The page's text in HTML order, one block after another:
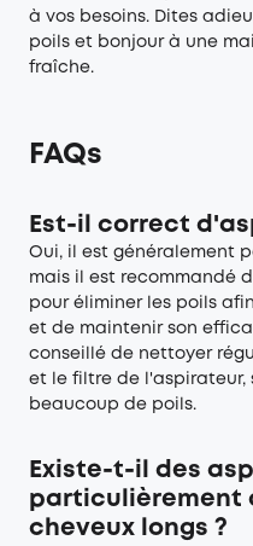
à vos besoins. Dites
poils et bonjour à une
fraîche.
FAQs
Est-il correct
Oui, il est généralement
mais il est recommandé
pour éliminer les poils
et de maintenir son
conseillé de nettoyer
et le filtre de l'aspirateur,
beaucoup de poils.
Existe-t-il des
particulièrement
cheveux longs ?